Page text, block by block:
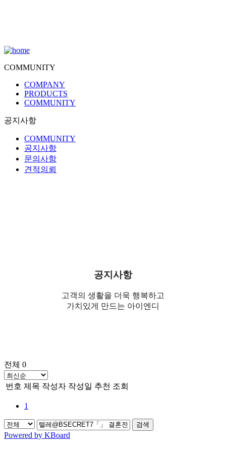
COMMUNITY
COMPANY
PRODUCTS
COMMUNITY
공지사항
COMMUNITY
공지사항
문의사항
견적의뢰
공지사항
고객의 생활을 더욱 행복하고
가치있게 만드는 아이엔디
전체 0
번호 제목 작성자 작성일 추천 조회
1
검색
Powered by KBoard